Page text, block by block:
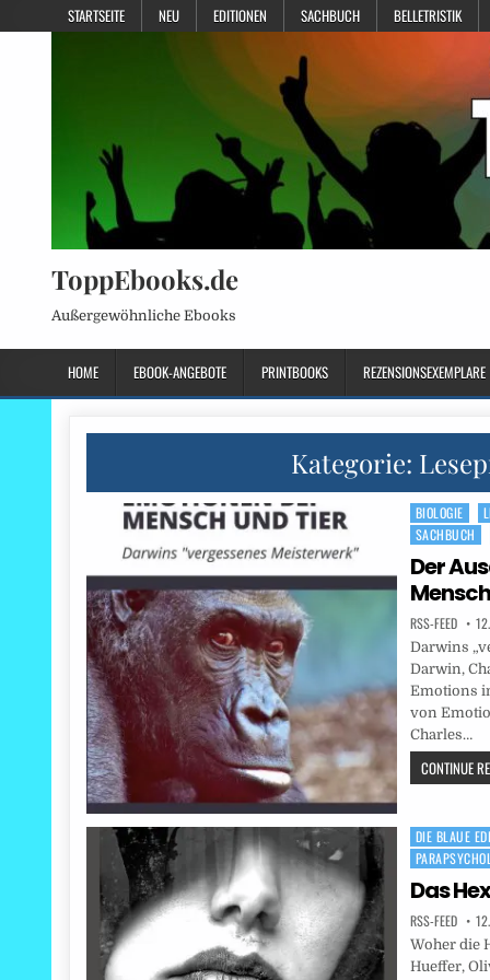
STARTSEITE NEU EDITIONEN SACHBUCH BELLETRISTIK
ToppEbooks.de
Außergewöhnliche Ebooks
HOME EBOOK-ANGEBOTE PRINTBOOKS REZENSIONSEXEMPLARE
Kategorie:
Posted
in
BIOLOGIE
SACHBUCH
Der
RSS-FEED
Darwins
Darwin,
Emotions
von
Charles…
CONTINUE
Posted
in
DIE BLAUE
Das
RSS-FEED
Woher die
Hueffer,